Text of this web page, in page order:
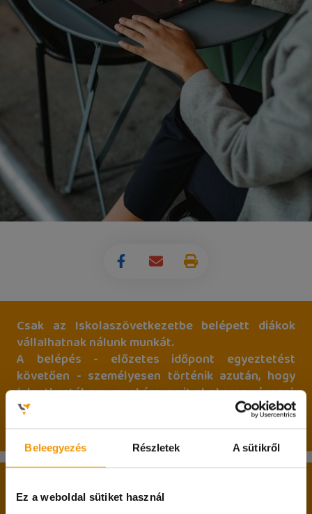
Beleegyezés Részletek A sütikről
Ez a weboldal sütiket használ
Csak az Iskolaszövetkezetbe belépett diákok
vállalhatnak nálunk munkát.
A belépés - előzetes időpont egyeztetést
követően - személyesen történik azután, hogy
jelentkeztél egy munkára, amit el akarsz végezni,
és ki is választottak ennek a feladatnak az
elvégzésére.
A belépés két alapfeltétele: